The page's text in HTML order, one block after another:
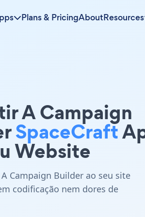
Plans & PricingAboutResources
A Campaign
SpaceCraft
Website
Campaign Builder ao seu site
codificação nem dores de